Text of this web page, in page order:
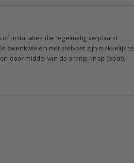
installaties die regelmatig verplaatst
zwenkwielen met stelvoet zijn makkelijk te
door middel van de oranje knop (bout).